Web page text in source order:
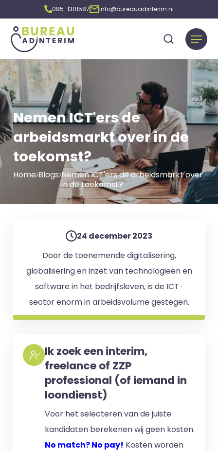
085-1301587 info@bureauadinterim.nl
Nemen ICT'ers de
arbeidsmarkt over in de
toekomst?
Home Blogs Nemen ICT'ers de arbeidsmarkt over
in de toekomst?
24 december 2023
Door de toenemende digitalisering,
globalisering en inzet van technologieën en
software in het bedrijfsleven, is de ICT-
sector enorm in arbeidsvolume gestegen.
Ik zoek een interim,
freelance of ZZP
professional (of iemand in
loondienst)
Voor het selecteren van de juiste
kandidaten berekenen wij geen kosten.
No match? No pay! Kosten worden